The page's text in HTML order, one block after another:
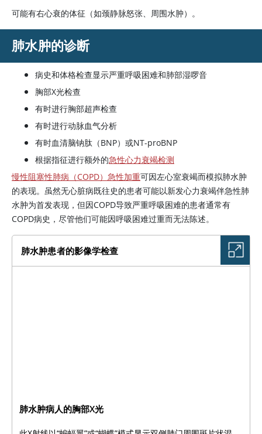
可能有右心衰的体征（如颈静脉怒张、周围水肿）。
肺水肿的诊断
病史和体格检查显示严重呼吸困难和肺部湿啰音
胸部X光检查
有时进行胸部超声检查
有时进行动脉血气分析
有时血清脑钠肽（BNP）或NT-proBNP
根据指征进行额外的急性心力衰竭检测
慢性阻塞性肺病（COPD）急性加重可因左心室衰竭而模拟肺水肿
的表现。虽然无心脏病既往史的患者可能以新发心力衰竭伴急性肺
水肿为首发表现，但因COPD导致严重呼吸困难的患者通常有
COPD病史，尽管他们可能因呼吸困难过重而无法陈述。
肺水肿患者的影像学检查
肺水肿病人的胸部X光